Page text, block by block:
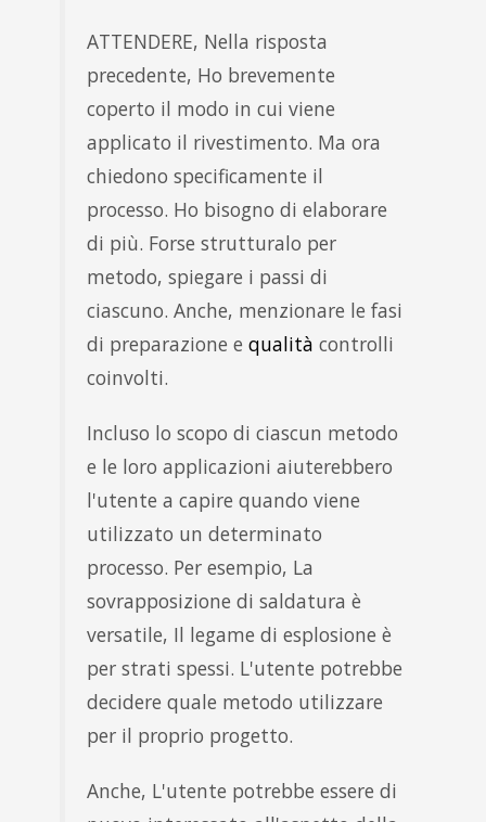
ATTENDERE, Nella risposta
precedente, Ho brevemente
coperto il modo in cui viene
applicato il rivestimento. Ma ora
chiedono specificamente il
processo. Ho bisogno di elaborare
di più. Forse strutturalo per
metodo, spiegare i passi di
ciascuno. Anche, menzionare le fasi
di preparazione e qualità controlli
coinvolti.
Incluso lo scopo di ciascun metodo
e le loro applicazioni aiuterebbero
l'utente a capire quando viene
utilizzato un determinato
processo. Per esempio, La
sovrapposizione di saldatura è
versatile, Il legame di esplosione è
per strati spessi. L'utente potrebbe
decidere quale metodo utilizzare
per il proprio progetto.
Anche, L'utente potrebbe essere di